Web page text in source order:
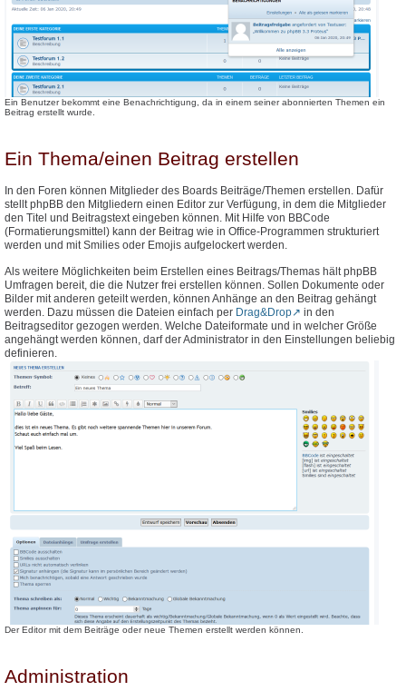
Ein Benutzer bekommt eine Benachrichtigung, da in einem seiner abonnierten Themen ein
Beitrag erstellt wurde.
Ein Thema/einen Beitrag erstellen
In den Foren können Mitglieder des Boards Beiträge/Themen erstellen. Dafür
stellt phpBB den Mitgliedern einen Editor zur Verfügung, in dem die Mitglieder
den Titel und Beitragstext eingeben können. Mit Hilfe von BBCode
(Formatierungsmittel) kann der Beitrag wie in Office-Programmen strukturiert
werden und mit Smilies oder Emojis aufgelockert werden.
Als weitere Möglichkeiten beim Erstellen eines Beitrags/Themas hält phpBB
Umfragen bereit, die die Nutzer frei erstellen können. Sollen Dokumente oder
Bilder mit anderen geteilt werden, können Anhänge an den Beitrag gehängt
werden. Dazu müssen die Dateien einfach per Drag&Drop
in den
Beitragseditor gezogen werden. Welche Dateiformate und in welcher Größe
angehängt werden können, darf der Administrator in den Einstellungen beliebig
definieren.
Der Editor mit dem Beiträge oder neue Themen erstellt werden können.
Administration